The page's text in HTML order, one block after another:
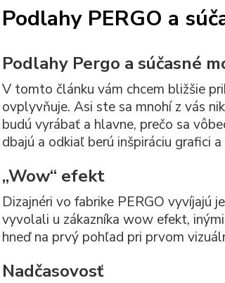
Podlahy PERGO a
Podlahy Pergo a súčasné
V tomto článku vám chcem bližšie
ovplyvňuje. Asi ste sa mnohí z vás
budú vyrábať a hlavne, prečo sa
dbajú a odkiaľ berú inšpiráciu grafici
„Wow“ efekt
Dizajnéri vo fabrike PERGO
vyvolali u zákazníka wow efekt,
hneď na prvý pohľad pri prvom
Nadčasovosť